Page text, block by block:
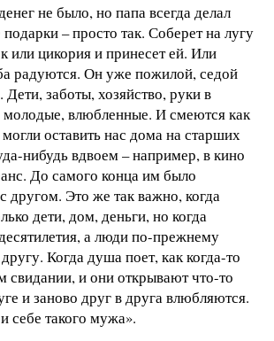
не было, но папа всегда делал
– просто так. Соберет на лугу
или цикория и принесет ей. Или
радуются. Он уже пожилой, седой
заботы, хозяйство, руки в
молодые, влюбленные. И смеются как
оставить нас дома на старших
нибудь вдвоем – например, в кино
До самого конца им было
другом. Это же так важно, когда
дети, дом, деньги, но когда
а люди по-прежнему
Когда душа поет, как когда-то
свидании, и они открывают что-то
и заново друг в друга влюбляются.
себе такого мужа».